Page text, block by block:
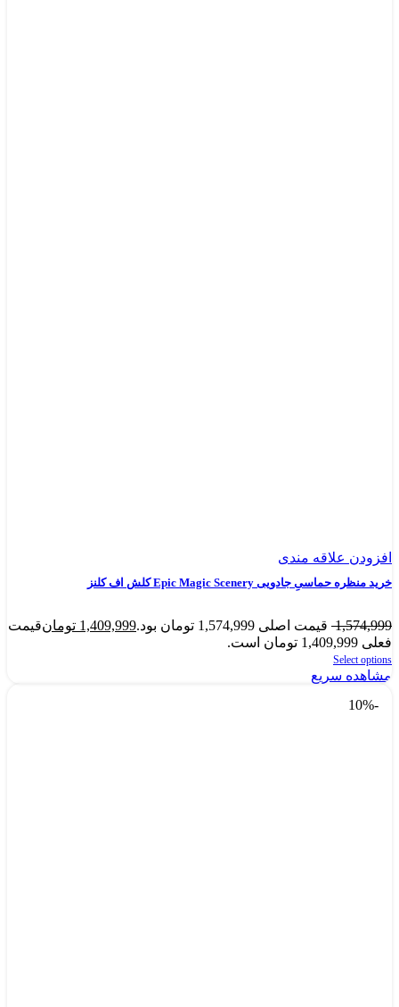
افزودن علاقه مندی
خرید منظره حماسیِ جادویی Epic Magic Scenery کلش اف کلنز
1,574,999 قیمت اصلی 1,574,999 تومان بود. 1,409,999 تومانقیمت
فعلی 1,409,999 تومان است.
Select options
مشاهده سریع
-10%